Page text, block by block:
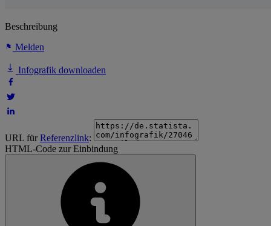
Beschreibung
Melden
Infografik downloaden
URL fürReferenzlink:
HTML-Code zur Einbindung